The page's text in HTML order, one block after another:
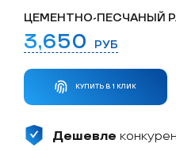
ЦЕМЕНТНО-ПЕСЧАНЫЙ
3,650 РУБ
КУПИТЬ В 1 КЛИК
Дешевле